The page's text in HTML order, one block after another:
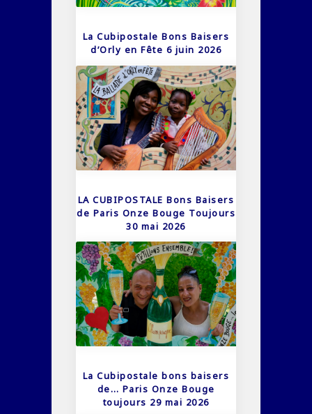
La Cubipostale Bons Baisers
d’Orly en Fête 6 juin 2026
LA CUBIPOSTALE Bons Baisers
de Paris Onze Bouge Toujours
30 mai 2026
La Cubipostale bons baisers
de… Paris Onze Bouge
toujours 29 mai 2026